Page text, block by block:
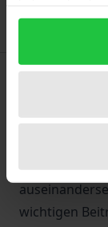
gesammelt
Description
Der Band
Forscher, die
kritischer
wichtigen